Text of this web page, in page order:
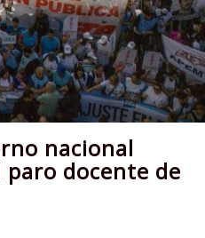
nacional
docente de